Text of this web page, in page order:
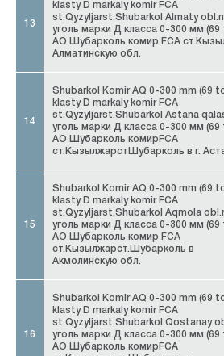
13
klasty D markaly komir FCA
st.Qyzyljarst.Shubarkol Almaty
уголь марки Д класса 0-300 мм (69
АО Шубарколь комир FCA
Алматинскую обл.
14
Shubarkol Komir AQ 0-300 mm (69
klasty D markaly komir FCA
st.Qyzyljarst.Shubarkol Astana
уголь марки Д класса 0-300 мм (69
АО Шубарколь комирFCA
ст.КызылжарстШубарколь в г.
15
Shubarkol Komir AQ 0-300 mm (69
klasty D markaly komir FCA
st.Qyzyljarst.Shubarkol Aqmola
уголь марки Д класса 0-300 мм (69
АО Шубарколь комир FCA
ст.Кызылжарст.Шубарколь в
Акмолинскую обл.
16
Shubarkol Komir AQ 0-300 mm (69
klasty D markaly komir FCA
st.Qyzyljarst.Shubarkol Qostanay
уголь марки Д класса 0-300 мм (69
АО Шубарколь комирFCA